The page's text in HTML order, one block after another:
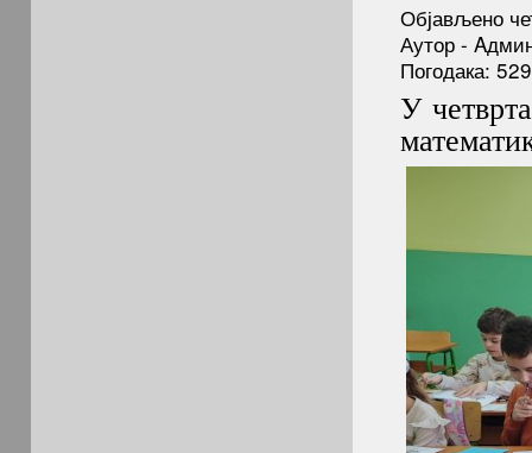
Објављено
Аутор -
Погодака:
У